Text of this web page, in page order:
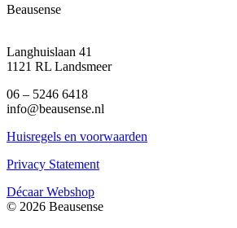
Beausense
Langhuislaan 41
1121 RL Landsmeer
06 – 5246 6418
info@beausense.nl
Huisregels en voorwaarden
Privacy Statement
Décaar Webshop
© 2026 Beausense